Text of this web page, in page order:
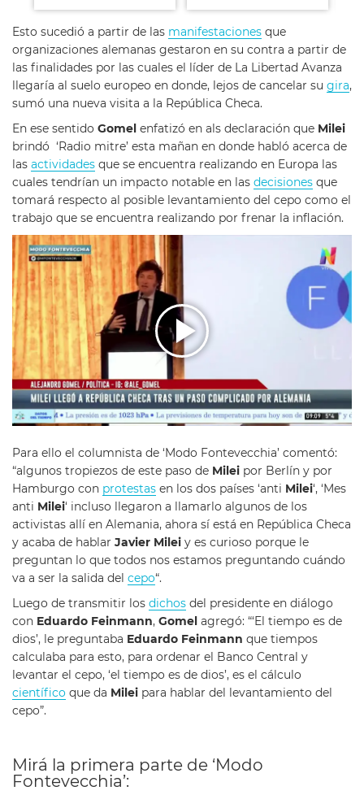
Esto sucedió a partir de las manifestaciones que
organizaciones alemanas gestaron en su contra a partir de
las finalidades por las cuales el líder de La Libertad Avanza
llegaría al suelo europeo en donde, lejos de cancelar su gira,
sumó una nueva visita a la República Checa.
En ese sentido Gomel enfatizó en als declaración que Milei
brindó ‘Radio mitre’ esta mañan en donde habló acerca de
las actividades que se encuentra realizando en Europa las
cuales tendrían un impacto notable en las decisiones que
tomará respecto al posible levantamiento del cepo como el
trabajo que se encuentra realizando por frenar la inflación.
Para ello el columnista de ‘Modo Fontevecchia’ comentó:
“algunos tropiezos de este paso de Milei por Berlín y por
Hamburgo con protestas en los dos países ‘anti Milei‘, ‘Mes
anti Milei‘ incluso llegaron a llamarlo algunos de los
activistas allí en Alemania, ahora sí está en República Checa
y acaba de hablar Javier Milei y es curioso porque le
preguntan lo que todos nos estamos preguntando cuándo
va a ser la salida del cepo“.
Luego de transmitir los dichos del presidente en diálogo
con Eduardo Feinmann, Gomel agregó: “‘El tiempo es de
dios’, le preguntaba Eduardo Feinmann que tiempos
calculaba para esto, para ordenar el Banco Central y
levantar el cepo, ‘el tiempo es de dios’, es el cálculo
científico que da Milei para hablar del levantamiento del
cepo”.
Mirá la primera parte de ‘Modo
Fontevecchia’: